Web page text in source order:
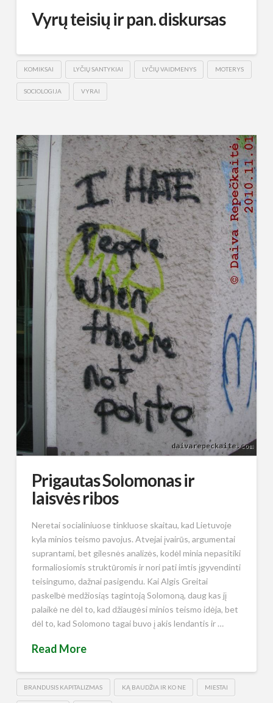
Vyrų teisių ir pan. diskursas
KOMIKSAI LYČIŲ SANTYKIAI LYČIŲ VAIDMENYS MOTERYS
SOCIOLOGIJA VYRAI
Prigautas Solomonas ir
laisvės ribos
Neretai socialiniuose tinkluose skaitau, kad Lietuvoje
kyla minios teismo pavojus. Atvejai įvairūs, argumentai
suprantami, bet gilesnės analizės, kodėl minia nepasitiki
formaliosiomis struktūromis ir nori pati imtis įgyvendinti
teisingumo, dažnai pasigendu. Kai Algis Greitai
paskelbė medžiosiąs tagintoją Solomoną, daug kas jį
palaikė ne dėl to, kad džiaugėsi minios teismo idėja, bet
dėl to, kad Solomono tagai buvo į akis lendantis ir …
Read More
BRANDUSIS KAPITALIZMAS KĄ BAUDŽIA IR KO NE MIESTAI